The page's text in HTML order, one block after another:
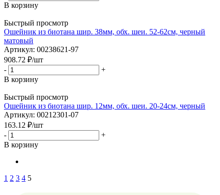
В корзину
Быстрый просмотр
Ошейник из биотана шир. 38мм, обх. шеи. 52-62см, черный
матовый
Артикул: 00238621-97
908.72 ₽/шт
-
+
В корзину
Быстрый просмотр
Ошейник из биотана шир. 12мм, обх. шеи. 20-24см, черный
Артикул: 00212301-07
163.12 ₽/шт
-
+
В корзину
1 2 3 4 5